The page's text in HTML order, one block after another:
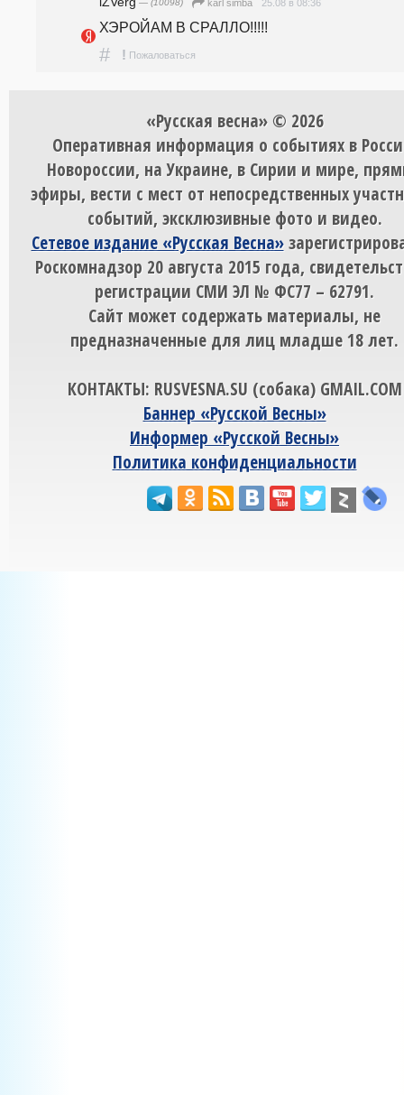
— (10098) karl simba 25.08 в 08:36
ХЭРОЙАМ В СРАЛЛО!!!!!
# ! Пожаловаться
«Русская весна» © 2026
Оперативная информация о событиях в
Новороссии, на Украине, в Сирии и мире,
эфиры, вести с мест от непосредственных
событий, эксклюзивные фото и видео.
Сетевое издание «Русская Весна»
Роскомнадзор 20 августа 2015 года,
регистрации СМИ ЭЛ № ФС77 – 62791.
Сайт может содержать материалы, не
предназначенные для лиц младше 18 лет.
КОНТАКТЫ: RUSVESNA.SU (собака) GMAIL.COM
Баннер «Русской Весны»
Информер «Русской Весны»
Политика конфиденциальности